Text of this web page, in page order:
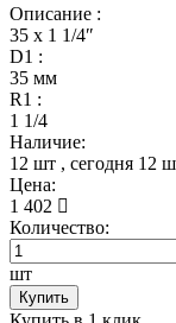
Описание :
35 x 1 1/4″
D1 :
35 мм
R1 :
1 1/4
Наличие:
12 шт , сегодня 12
Цена:
1 402
Количество:
шт
Купить